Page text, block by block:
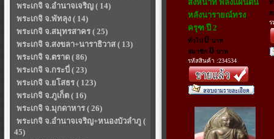
พระเกจิ จ.อำนาจเจริญ ( 14)
พระเกจิ จ.พัทลุง ( 14)
พระเกจิ จ.สมุทรสาคร ( 25)
พระเกจิ จ.สงขลา+นาราธิวาส ( 13)
พระเกจิ จ.ตราด ( 86)
พระเกจิ จ.กระบี่ ( 23)
พระเกจิ จ.ยโสธร ( 123)
พระเกจิ จ.ภูเก็ต ( 16)
พระเกจิ จ.มุกดาหาร ( 26)
พระเกจิ จ.อำนาจเจริญ+หนองบัวลำภู (
45)
สิงหนาท พลังแผ่นดิน
หลังนารายณ์ทรง
ครุฑ ปี 2
ทั่วไป 0 บาท
สมาชิก 0 บาท
รหัสสินค้า :234534
ร